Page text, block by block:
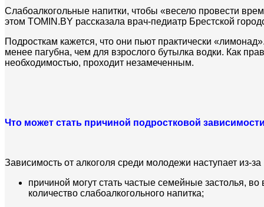
Слабоалкогольные напитки, чтобы «весело провести
этом TOMIN.BY рассказала врач-педиатр Брестской
Подросткам кажется, что они пьют практически
менее пагубна, чем для взрослого бутылка водки. Как
необходимостью, проходит незамеченным.
Что может стать причиной подростковой
Зависимость от алкоголя среди молодежи наступает из-
причиной могут стать частые семейные застолья,
количество слабоалкогольного напитка;